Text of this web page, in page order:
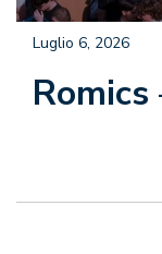
Luglio 6, 2026